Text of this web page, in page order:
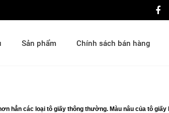
Sản phẩm Chính sách bán hàng
hẳn các loại tô giấy thông thường. Màu nâu của tô